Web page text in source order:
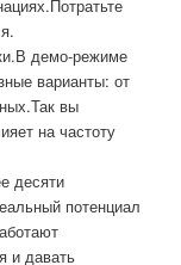
демо-режиме
варианты: от
вы
на частоту
десяти
потенциал
и давать